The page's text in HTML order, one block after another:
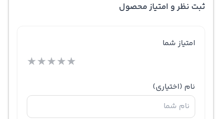
ثبت نظر و امتیاز محصول
امتیاز شما
★★★★★
نام (اختیاری)